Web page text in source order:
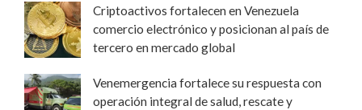
Criptoactivos fortalecen en Venezuela
comercio electrónico y posicionan al país de
tercero en mercado global
Venemergencia fortalece su respuesta con
operación integral de salud, rescate y